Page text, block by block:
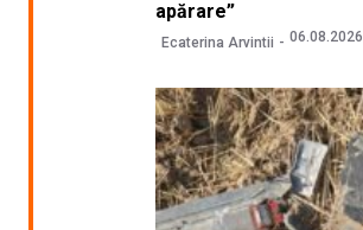
apărare”
Ecaterina Arvintii